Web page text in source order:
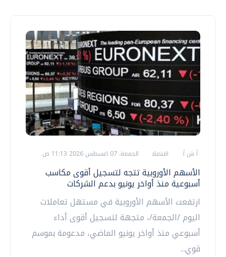
أ ش أ اقتصاد الجمعة، 07 اغسطس 2026 11:13 ص
الأسهم الأوروبية تتجه لتسجيل أقوى مكاسب
أسبوعية منذ أواخر يونيو بدعم الشركات
ارتفعت الأسهم الأوروبية في مستهل تعاملات
اليوم /الجمعة/، متجهة لتسجيل أقوى أداء
أسبوعي منذ أواخر يونيو الماضي، مدعومة بموسم
قوي...